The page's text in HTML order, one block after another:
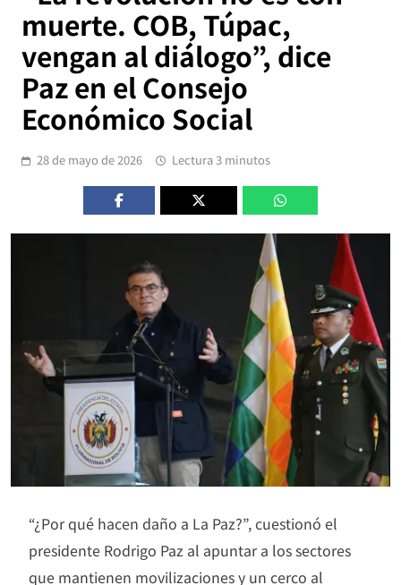
muerte. COB, Túpac,
vengan al diálogo”, dice
Paz en el Consejo
Económico Social
28 de mayo de 2026 Lectura 3 minutos
“¿Por qué hacen daño a La Paz?”, cuestionó el
presidente Rodrigo Paz al apuntar a los sectores
que mantienen movilizaciones y un cerco al